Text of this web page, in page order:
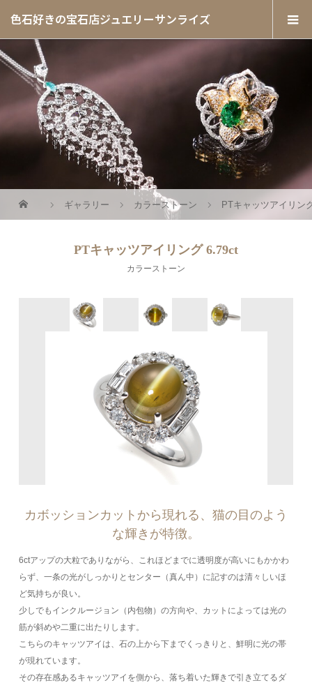
色石好きの宝石店ジュエリーサンライズ
ギャラリー カラーストーン PTキャッツアイリン
PTキャッツアイリング 6.79ct
カラーストーン
カボッションカットから現れる、猫の目のよう
な輝きが特徴。
6ctアップの大粒でありながら、これほどまでに透明度が高いにもかかわ
らず、一条の光がしっかりとセンター（真ん中）に記すのは清々しいほ
ど気持ちが良い。
少しでもインクルージョン（内包物）の方向や、カットによっては光の
筋が斜めや二重に出たりします。
こちらのキャッツアイは、石の上から下までくっきりと、鮮明に光の帯
が現れています。
その存在感あるキャッツアイを側から、落ち着いた輝きで引き立てるダ